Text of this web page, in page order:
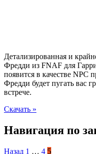
Детализированная и
Фредди из FNAF для
появится в качестве NPC
Фредди будет пугать вас
встрече.
Скачать »
Навигация по
Назад 1 … 4 5